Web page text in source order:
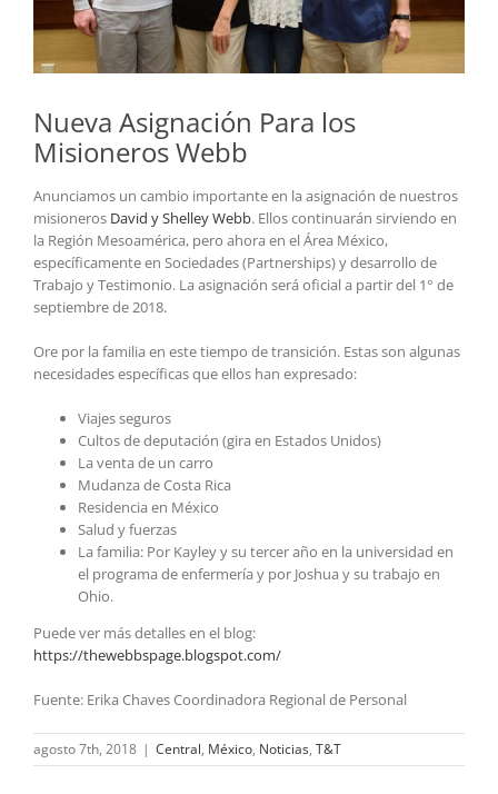
Nueva Asignación Para los
Misioneros Webb
Anunciamos un cambio importante en la asignación de nuestros
misioneros David y Shelley Webb. Ellos continuarán sirviendo en
la Región Mesoamérica, pero ahora en el Área México,
específicamente en Sociedades (Partnerships) y desarrollo de
Trabajo y Testimonio. La asignación será oficial a partir del 1° de
septiembre de 2018.
Ore por la familia en este tiempo de transición. Estas son algunas
necesidades específicas que ellos han expresado:
Viajes seguros
Cultos de deputación (gira en Estados Unidos)
La venta de un carro
Mudanza de Costa Rica
Residencia en México
Salud y fuerzas
La familia: Por Kayley y su tercer año en la universidad en
el programa de enfermería y por Joshua y su trabajo en
Ohio.
Puede ver más detalles en el blog:
https://thewebbspage.blogspot.com/
Fuente: Erika Chaves Coordinadora Regional de Personal
agosto 7th, 2018 | Central, México, Noticias, T&T